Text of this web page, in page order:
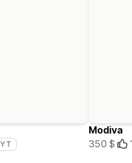
Modiva
350 $